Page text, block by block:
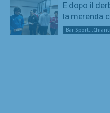
E dopo il
la merenda
Bar Sport...Chianti